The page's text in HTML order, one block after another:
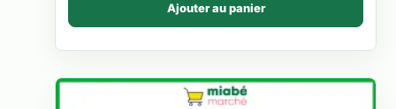
Ajouter au panier